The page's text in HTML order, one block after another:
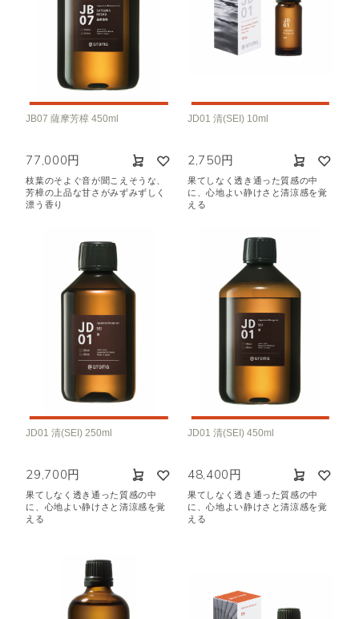
JB07 薩摩芳樟 450ml
77,000円
枝葉のそよぐ音が聞こえそうな、
芳樟の上品な甘さがみずみずしく
漂う香り
JD01 清(SEI) 10ml
2,750円
果てしなく透き通った質感の中
に、心地よい静けさと清涼感を覚
える
JD01 清(SEI) 250ml
29,700円
果てしなく透き通った質感の中
に、心地よい静けさと清涼感を覚
える
JD01 清(SEI) 450ml
48,400円
果てしなく透き通った質感の中
に、心地よい静けさと清涼感を覚
える